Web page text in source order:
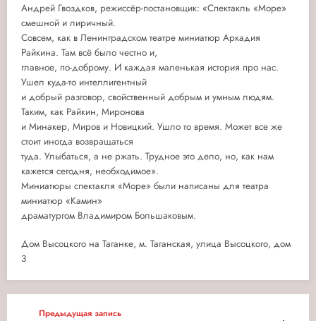
Андрей Гвоздков, режиссёр-постановщик: «Спектакль «Море»
смешной и лиричный.
Совсем, как в Ленинградском театре миниатюр Аркадия
Райкина. Там всё было честно и,
главное, по-доброму. И каждая маленькая история про нас.
Ушел куда-то интеллигентный
и добрый разговор, свойственный добрым и умным людям.
Таким, как Райкин, Миронова
и Минакер, Миров и Новицкий. Ушло то время. Может все же
стоит иногда возвращаться
туда. Улыбаться, а не ржать. Трудное это дело, но, как нам
кажется сегодня, необходимое».
Миниатюры спектакля «Море» были написаны для театра
миниатюр «Камин»
драматургом Владимиром Большаковым.
Дом Высоцкого на Таганке, м. Таганская, улица Высоцкого, дом
3
Предыдущая запись